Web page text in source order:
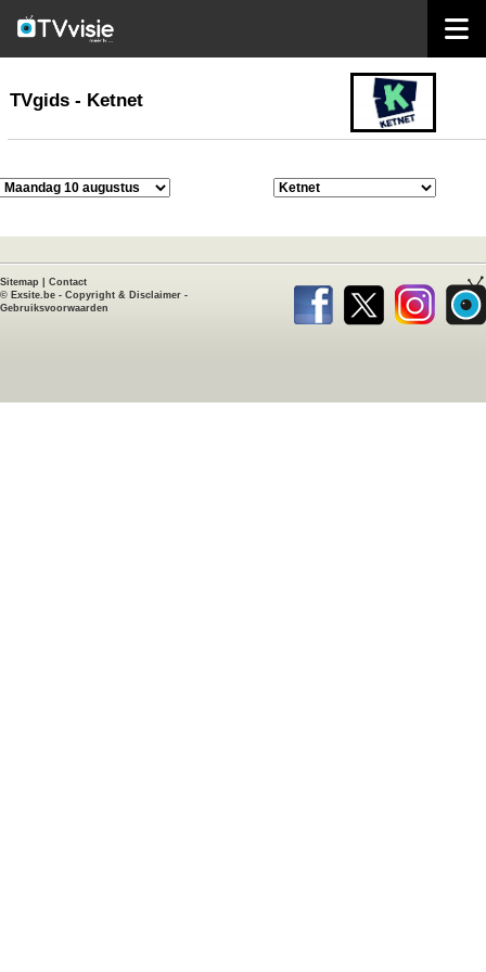
TVgids
TVgids - Ketnet
Sitemap
Contact
© Exsite.be - Copyright & Disclaimer -
Gebruiksvoorwaarden